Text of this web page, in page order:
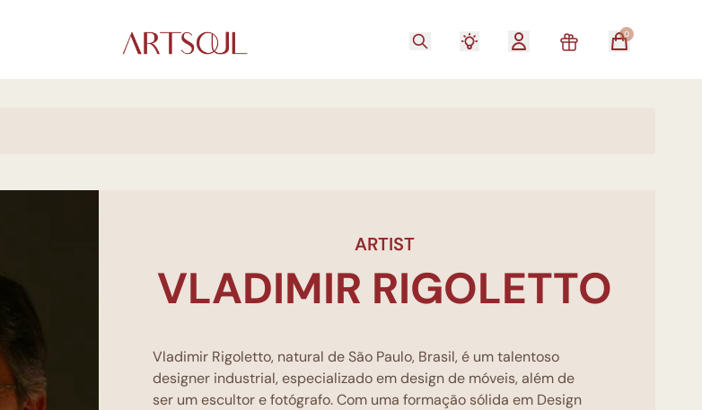
0
ARTIST
VLADIMIR RIGOLETTO
Vladimir Rigoletto, natural de São Paulo, Brasil, é um talentoso
designer industrial, especializado em design de móveis, além de
ser um escultor e fotógrafo. Com uma formação sólida em Design